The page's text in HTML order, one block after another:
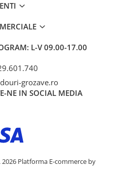
L-V 09.00-17.00
grozave.ro
NE IN SOCIAL MEDIA
Platforma E-commerce by